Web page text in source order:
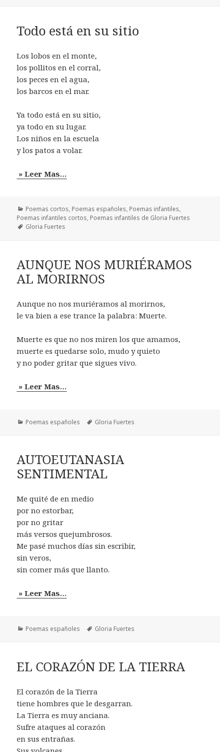
Todo está en su sitio
Los lobos en el monte,
los pollitos en el corral,
los peces en el agua,
los barcos en el mar.
Ya todo está en su sitio,
ya todo en su lugar.
Los niños en la escuela
y los patos a volar.
» Leer Mas…
Categorías
Poemas cortos, Poemas españoles, Poemas infantiles,
Poemas infantiles cortos, Poemas infantiles de Gloria Fuertes
Etiquetas
Gloria Fuertes
AUNQUE NOS MURIÉRAMOS
AL MORIRNOS
Aunque no nos muriéramos al morirnos,
le va bien a ese trance la palabra: Muerte.
Muerte es que no nos miren los que amamos,
muerte es quedarse solo, mudo y quieto
y no poder gritar que sigues vivo.
» Leer Mas…
Categorías
Poemas españoles Etiquetas
Gloria Fuertes
AUTOEUTANASIA
SENTIMENTAL
Me quité de en medio
por no estorbar,
por no gritar
más versos quejumbrosos.
Me pasé muchos días sin escribir,
sin veros,
sin comer más que llanto.
» Leer Mas…
Categorías
Poemas españoles Etiquetas
Gloria Fuertes
EL CORAZÓN DE LA TIERRA
El corazón de la Tierra
tiene hombres que le desgarran.
La Tierra es muy anciana.
Sufre ataques al corazón
en sus entrañas.